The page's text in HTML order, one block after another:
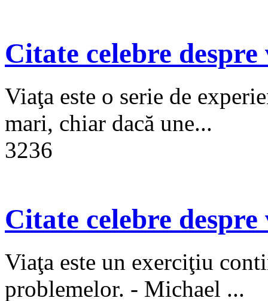
Citate celebre
Viaţa este o serie de
mari, chiar dacă une...
3236
Citate celebre
Viaţa este un exerciţiu
problemelor. - Michael ...